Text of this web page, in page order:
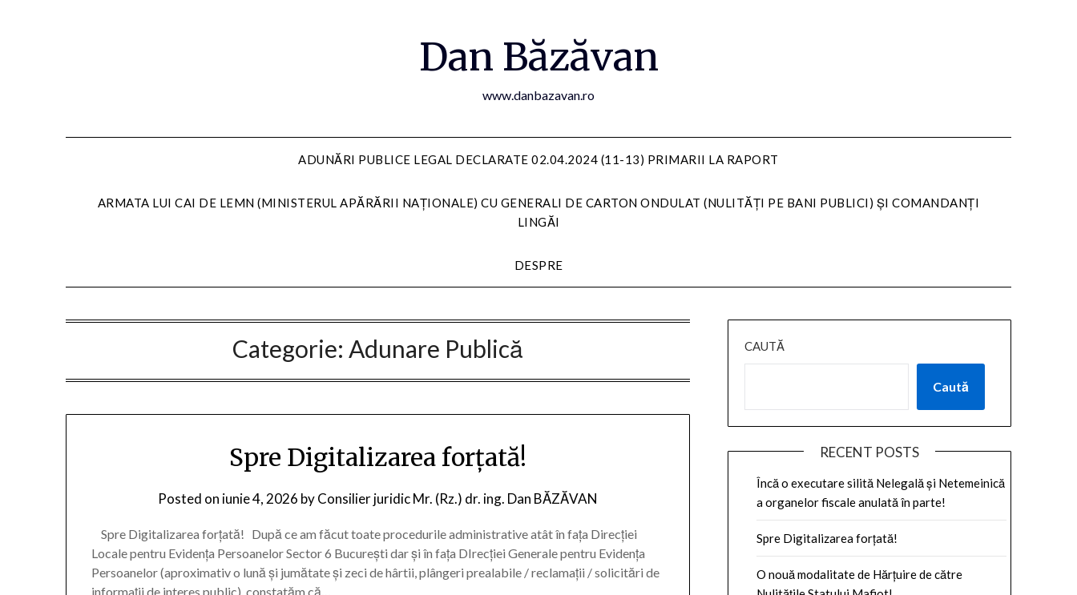
Dan Băzăvan
www.danbazavan.ro
ADUNĂRI PUBLICE LEGAL DECLARATE 02.04.2024 (11-13) PRIMARII LA RAPORT
ARMATA LUI CAI DE LEMN (MINISTERUL APĂRĂRII NAȚIONALE) CU GENERALI DE CARTON ONDULAT (NULITĂȚI PE BANI PUBLICI) ȘI COMANDANȚI
LINGĂI
DESPRE
Categorie: Adunare Publică
Spre Digitalizarea forțată!
Posted on iunie 4, 2026 byConsilier juridic Mr. (Rz.) dr. ing. Dan BĂZĂVAN
Spre Digitalizarea forțată! După ce am făcut toate procedurile administrative atât în fața Direcției
Locale pentru Evidența Persoanelor Sector 6 București dar și în fața DIrecției Generale pentru Evidența
Persoanelor (aproximativ o lună și jumătate și zeci de hârtii, plângeri prealabile / reclamații / solicitări de
informații de interes public), constatăm că…
CAUTĂ
Caută
RECENT POSTS
Încă o executare silită Nelegală și Netemeinică
a organelor fiscale anulată în parte!
Spre Digitalizarea forțată!
O nouă modalitate de Hărțuire de către